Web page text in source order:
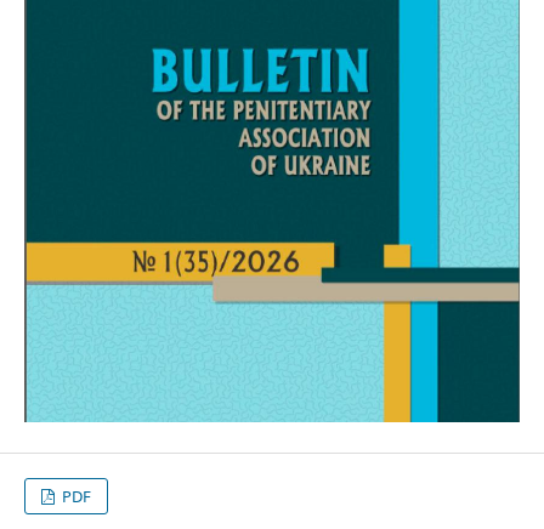
PDF